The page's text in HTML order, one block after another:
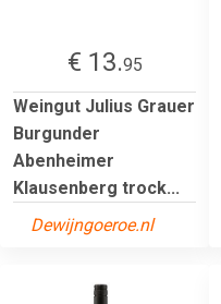
€ 13.95
Weingut Julius Grauer
Burgunder
Abenheimer
Klausenberg trock...
Dewijngoeroe.nl